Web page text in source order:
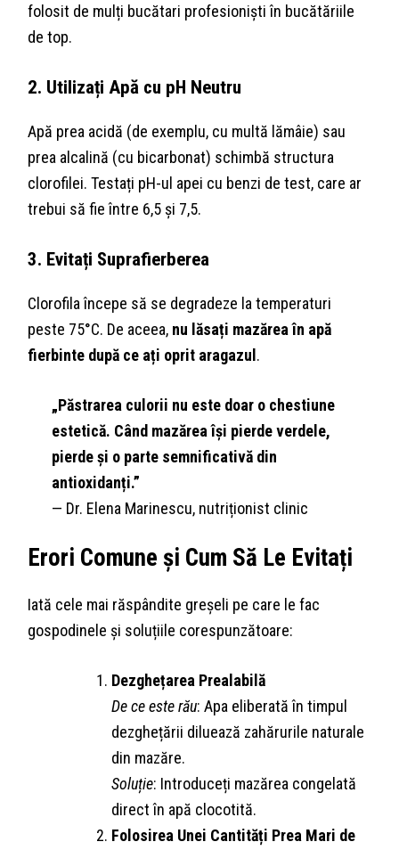
folosit de mulți bucătari profesioniști în bucătăriile
de top.
2. Utilizați Apă cu pH Neutru
Apă prea acidă (de exemplu, cu multă lămâie) sau
prea alcalină (cu bicarbonat) schimbă structura
clorofilei. Testați pH-ul apei cu benzi de test, care ar
trebui să fie între 6,5 și 7,5.
3. Evitați Suprafierberea
Clorofila începe să se degradeze la temperaturi
peste 75°C. De aceea, nu lăsați mazărea în apă
fierbinte după ce ați oprit aragazul .
„Păstrarea culorii nu este doar o chestiune
estetică. Când mazărea își pierde verdele,
pierde și o parte semnificativă din
antioxidanți.”
— Dr. Elena Marinescu, nutriționist clinic
Erori Comune și Cum Să Le Evitați
Iată cele mai răspândite greșeli pe care le fac
gospodinele și soluțiile corespunzătoare:
Dezghețarea Prealabilă
De ce este rău: Apa eliberată în timpul
dezghețării diluează zahărurile naturale
din mazăre.
Soluție: Introduceți mazărea congelată
direct în apă clocotită.
Folosirea Unei Cantități Prea Mari de